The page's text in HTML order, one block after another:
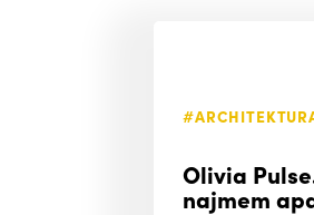
Olivia
najmem